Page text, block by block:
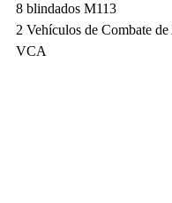
8 blindados M113
2 Vehículos de Combate
VCA